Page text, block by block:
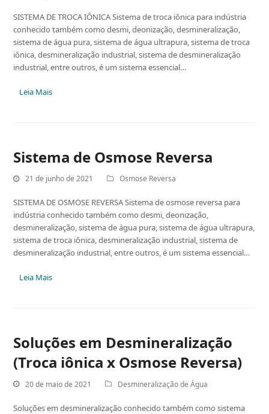
SISTEMA DE TROCA IÔNICA Sistema de troca iônica para indústria
conhecido também como desmi, deonização, desmineralização,
sistema de água pura, sistema de água ultrapura, sistema de troca
iônica, desmineralização industrial, sistema de desmineralização
industrial, entre outros, é um sistema essencial…
Leia Mais
Sistema de Osmose Reversa
21 de junho de 2021 Osmose Reversa
SISTEMA DE OSMOSE REVERSA Sistema de osmose reversa para
indústria conhecido também como desmi, deonização,
desmineralização, sistema de água pura, sistema de água ultrapura,
sistema de troca iônica, desmineralização industrial, sistema de
desmineralização industrial, entre outros, é um sistema essencial…
Leia Mais
Soluções em Desmineralização
(Troca iônica x Osmose Reversa)
20 de maio de 2021 Desmineralização de Água
Soluções em desmineralização conhecido também como sistema